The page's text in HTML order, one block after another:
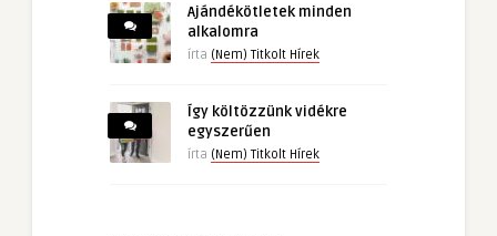
Ajándékötletek minden
alkalomra
írta (Nem) Titkolt Hírek
Így költözzünk vidékre
egyszerűen
írta (Nem) Titkolt Hírek